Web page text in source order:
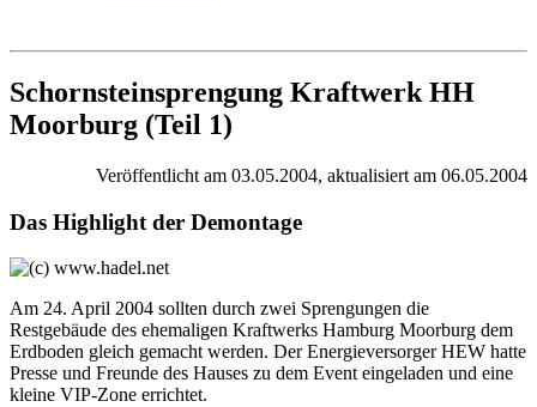
Schornsteinsprengung Kraftwerk HH
Moorburg (Teil 1)
Veröffentlicht am 03.05.2004, aktualisiert am 06.05.2004
Das Highlight der Demontage
Am 24. April 2004 sollten durch zwei Sprengungen die
Restgebäude des ehemaligen Kraftwerks Hamburg Moorburg dem
Erdboden gleich gemacht werden. Der Energieversorger HEW hatte
Presse und Freunde des Hauses zu dem Event eingeladen und eine
kleine VIP-Zone errichtet.